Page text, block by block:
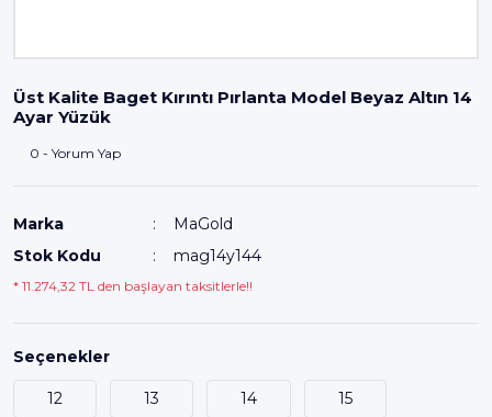
Üst Kalite Baget Kırıntı Pırlanta Model Beyaz Altın 14
Ayar Yüzük
0 - Yorum Yap
Marka
MaGold
Stok Kodu
mag14y144
* 11.274,32 TL den başlayan taksitlerle!!
Seçenekler
12 13 14 15